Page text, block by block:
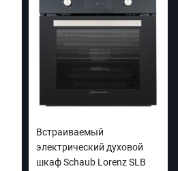
Встраиваемый
электрический духовой
шкаф Schaub Lorenz SLB